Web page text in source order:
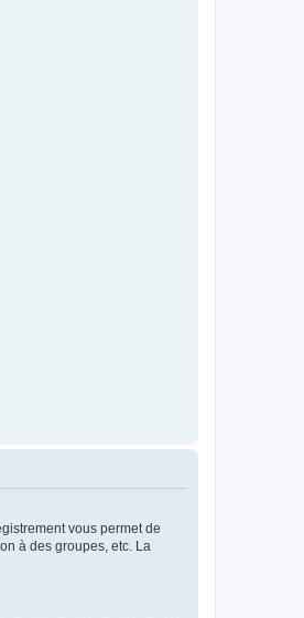
vous permet de
à des groupes, etc. La